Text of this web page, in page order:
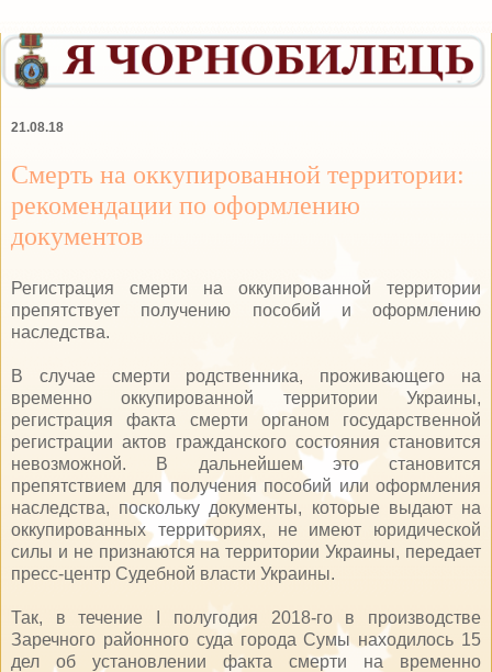
21.08.18
Смерть на оккупированной территории:
рекомендации по оформлению
документов
Регистрация смерти на оккупированной территории
препятствует получению пособий и оформлению
наследства.
В случае смерти родственника, проживающего на
временно оккупированной территории Украины,
регистрация факта смерти органом государственной
регистрации актов гражданского состояния становится
невозможной. В дальнейшем это становится
препятствием для получения пособий или оформления
наследства, поскольку документы, которые выдают на
оккупированных территориях, не имеют юридической
силы и не признаются на территории Украины, передает
пресс-центр Судебной власти Украины.
Так, в течение I полугодия 2018-го в производстве
Заречного районного суда города Сумы находилось 15
дел об установлении факта смерти на временно